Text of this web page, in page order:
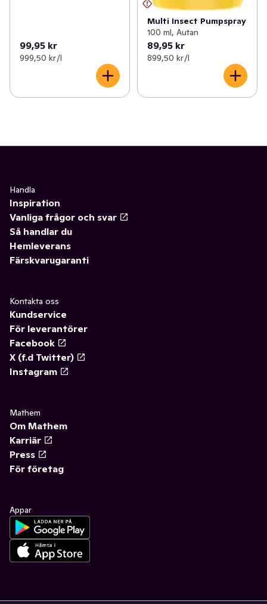
99,95 kr
999,50 kr /l
Multi Insect Pumpspray
100 ml, Autan
89,95 kr
899,50 kr /l
Handla
Inspiration
Vanliga frågor och svar
Så handlar du
Hemleverans
Färskvarugaranti
Kontakta oss
Kundservice
För leverantörer
Facebook
X (f.d Twitter)
Instagram
Mathem
Om Mathem
Karriär
Press
För företag
Appar